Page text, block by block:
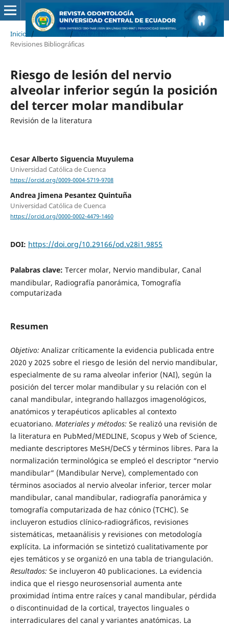
Inicio / Archivos / Vol. 28 Núm. 1 (2026): Enero-Junio
/
Revisiones Bibliográficas
Riesgo de lesión del nervio
alveolar inferior según la posición
del tercer molar mandibular
Revisión de la literatura
Cesar Alberto Siguencia Muyulema
Universidad Católica de Cuenca
https://orcid.org/0009-0004-5719-9708
Andrea Jimena Pesantez Quintuña
Universidad Católica de Cuenca
https://orcid.org/0000-0002-4479-1460
DOI: https://doi.org/10.29166/od.v28i1.9855
Palabras clave: Tercer molar, Nervio mandibular, Canal
mandibular, Radiografía panorámica, Tomografía
computarizada
Resumen
Objetivo: Analizar críticamente la evidencia publicada entre
2020 y 2025 sobre el riesgo de lesión del nervio mandibular,
especialmente de su rama alveolar inferior (NAI), según la
posición del tercer molar mandibular y su relación con el
canal mandibular, integrando hallazgos imagenológicos,
anatómicos y terapéuticos aplicables al contexto
ecuatoriano. Materiales y métodos: Se realizó una revisión de
la literatura en PubMed/MEDLINE, Scopus y Web of Science,
mediante descriptores MeSH/DeCS y términos libres. Para la
normalización terminológica se empleó el descriptor “nervio
mandibular” (Mandibular Nerve), complementado con
términos asociados al nervio alveolar inferior, tercer molar
mandibular, canal mandibular, radiografía panorámica y
tomografía computarizada de haz cónico (TCHC). Se
incluyeron estudios clínico-radiográficos, revisiones
sistemáticas, metaanálisis y revisiones con metodología
explícita. La información se sintetizó cualitativamente por
ejes temáticos y se organizó en una tabla de triangulación.
Resultados: Se incluyeron 40 publicaciones. La evidencia
indica que el riesgo neurosensorial aumenta ante
proximidad íntima entre raíces y canal mandibular, pérdida
o discontinuidad de la cortical, trayectos linguales o
interradiculares del canal y variantes anatómicas. La